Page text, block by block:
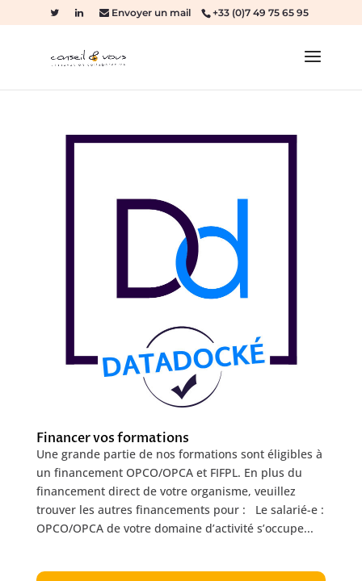
Envoyer un mail +33 (0)7 49 75 65 95
Financer vos formations
Une grande partie de nos formations sont éligibles à
un financement OPCO/OPCA et FIFPL. En plus du
financement direct de votre organisme, veuillez
trouver les autres financements pour : Le salarié-e :
OPCO/OPCA de votre domaine d’activité s’occupe...